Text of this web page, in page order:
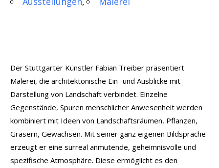
Der Stuttgarter Künstler Fabian Treiber präsentiert
Malerei, die architektonische Ein- und Ausblicke mit
Darstellung von Landschaft verbindet. Einzelne
Gegenstände, Spuren menschlicher Anwesenheit werden
kombiniert mit Ideen von Landschaftsräumen, Pflanzen,
Gräsern, Gewächsen. Mit seiner ganz eigenen Bildsprache
erzeugt er eine surreal anmutende, geheimnisvolle und
spezifische Atmosphäre. Diese ermöglicht es den